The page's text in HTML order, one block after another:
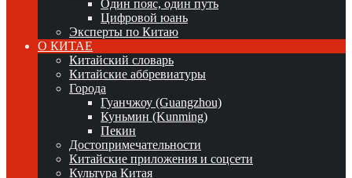
Один пояс, один путь
Цифровой юань
Эксперты по Китаю
О КИТАЕ
Китайский словарь
Китайские аббревиатуры
Города
Гуанчжоу (Guangzhou)
Куньмин (Kunming)
Пекин
Достопримечательности
Китайские приложения и соцсети
Культура Китая